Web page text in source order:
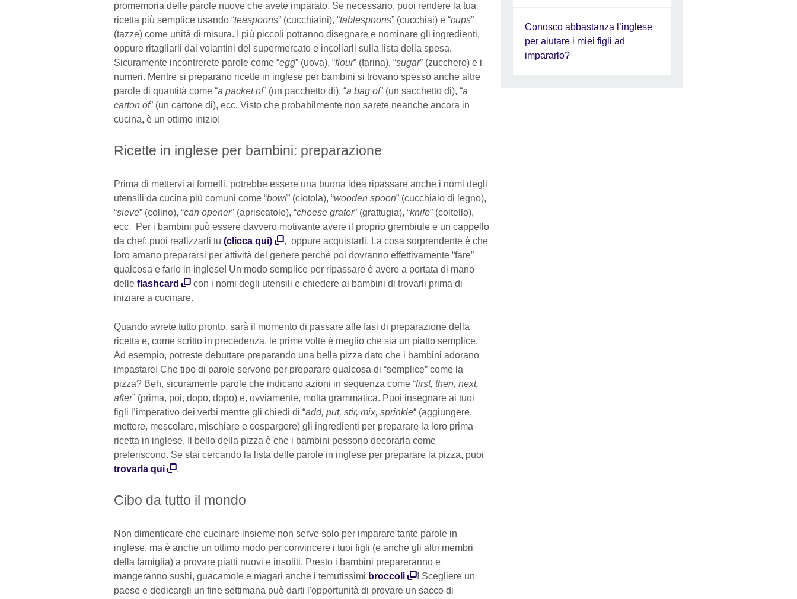
promemoria delle parole nuove che avete imparato. Se necessario, puoi rendere la tua
ricetta più semplice usando “teaspoons” (cucchiaini), “tablespoons” (cucchiai) e “cups”
(tazze) come unità di misura. I più piccoli potranno disegnare e nominare gli ingredienti,
oppure ritagliarli dai volantini del supermercato e incollarli sulla lista della spesa.
Sicuramente incontrerete parole come “egg” (uova), “flour” (farina), “sugar” (zucchero) e i
numeri. Mentre si preparano ricette in inglese per bambini si trovano spesso anche altre
parole di quantità come “a packet of” (un pacchetto di), “a bag of” (un sacchetto di), “a
carton of” (un cartone di), ecc. Visto che probabilmente non sarete neanche ancora in
cucina, è un ottimo inizio!
Ricette in inglese per bambini: preparazione
Prima di mettervi ai fornelli, potrebbe essere una buona idea ripassare anche i nomi degli
utensili da cucina più comuni come “bowl” (ciotola), “wooden spoon” (cucchiaio di legno),
“sieve” (colino), “can opener” (apriscatole), “cheese grater” (grattugia), “knife” (coltello),
ecc. Per i bambini può essere davvero motivante avere il proprio grembiule e un cappello
da chef: puoi realizzarli tu (clicca qui)
, oppure acquistarli. La cosa sorprendente è che
loro amano prepararsi per attività del genere perché poi dovranno effettivamente “fare”
qualcosa e farlo in inglese! Un modo semplice per ripassare è avere a portata di mano
delle flashcard
con i nomi degli utensili e chiedere ai bambini di trovarli prima di
iniziare a cucinare.
Quando avrete tutto pronto, sarà il momento di passare alle fasi di preparazione della
ricetta e, come scritto in precedenza, le prime volte è meglio che sia un piatto semplice.
Ad esempio, potreste debuttare preparando una bella pizza dato che i bambini adorano
impastare! Che tipo di parole servono per preparare qualcosa di “semplice” come la
pizza? Beh, sicuramente parole che indicano azioni in sequenza come “first, then, next,
after” (prima, poi, dopo, dopo) e, ovviamente, molta grammatica. Puoi insegnare ai tuoi
figli l’imperativo dei verbi mentre gli chiedi di “add, put, stir, mix, sprinkle“ (aggiungere,
mettere, mescolare, mischiare e cospargere) gli ingredienti per preparare la loro prima
ricetta in inglese. Il bello della pizza è che i bambini possono decorarla come
preferiscono. Se stai cercando la lista delle parole in inglese per preparare la pizza, puoi
trovarla qui
.
Cibo da tutto il mondo
Non dimenticare che cucinare insieme non serve solo per imparare tante parole in
inglese, ma è anche un ottimo modo per convincere i tuoi figli (e anche gli altri membri
della famiglia) a provare piatti nuovi e insoliti. Presto i bambini prepareranno e
mangeranno sushi, guacamole e magari anche i temutissimi broccoli
! Scegliere un
paese e dedicargli un fine settimana può darti l'opportunità di provare un sacco di
Conosco abbastanza l’inglese
per aiutare i miei figli ad
impararlo?